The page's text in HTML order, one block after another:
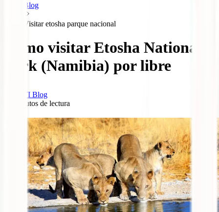
Blog
Visitar etosha parque nacional
Cómo visitar Etosha National
Park (Namibia) por libre
IATI Blog
minutos de lectura